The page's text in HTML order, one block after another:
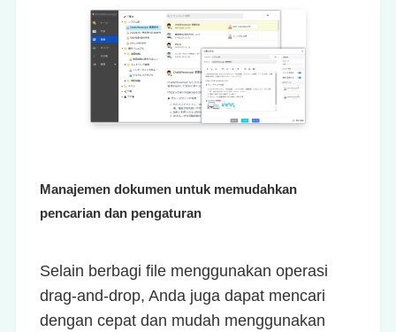
Manajemen dokumen untuk memudahkan
pencarian dan pengaturan
Selain berbagi file menggunakan operasi
drag-and-drop, Anda juga dapat mencari
dengan cepat dan mudah menggunakan